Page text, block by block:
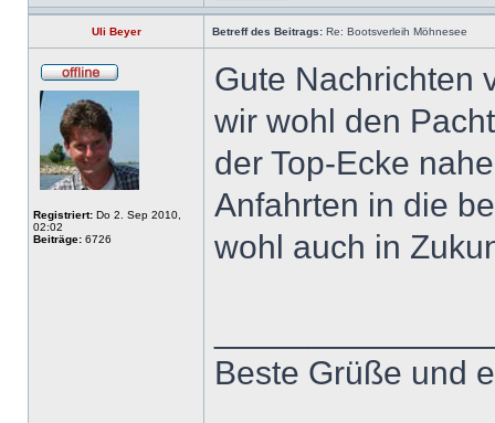
Uli Beyer Betreff des Beitrags: Re: Bootsverleih Möhnesee
Registriert: Do 2. Sep 2010,
02:02
Beiträge: 6726
Gute Nachrichten
wir wohl den
der Top-Ecke
Anfahrten in die
wohl auch in
Beste Grüße und